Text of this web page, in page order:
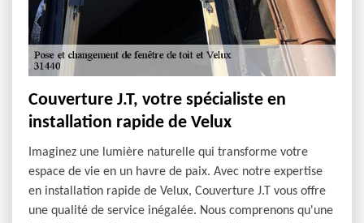
Couverture J.T, votre spécialiste en
installation rapide de Velux
Imaginez une lumière naturelle qui transforme votre
espace de vie en un havre de paix. Avec notre expertise
en installation rapide de Velux, Couverture J.T vous offre
une qualité de service inégalée. Nous comprenons qu'une